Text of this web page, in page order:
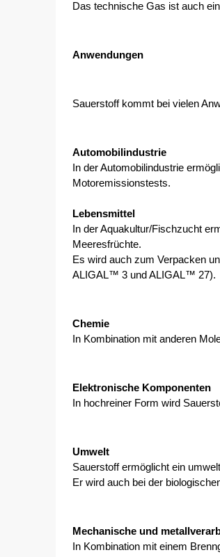
Das technische Gas ist auch
Anwendungen
Sauerstoff kommt bei vielen
Automobilindustrie
In der Automobilindustrie
Motoremissionstests.
Lebensmittel
In der Aquakultur/Fischzucht
Meeresfrüchte.
Es wird auch zum Verpacken
ALIGAL™ 3 und ALIGAL™ 27).
Chemie
In Kombination mit anderen
Elektronische Komponenten
In hochreiner Form wird
Umwelt
Sauerstoff ermöglicht ein
Er wird auch bei der
Mechanische und
In Kombination mit einem